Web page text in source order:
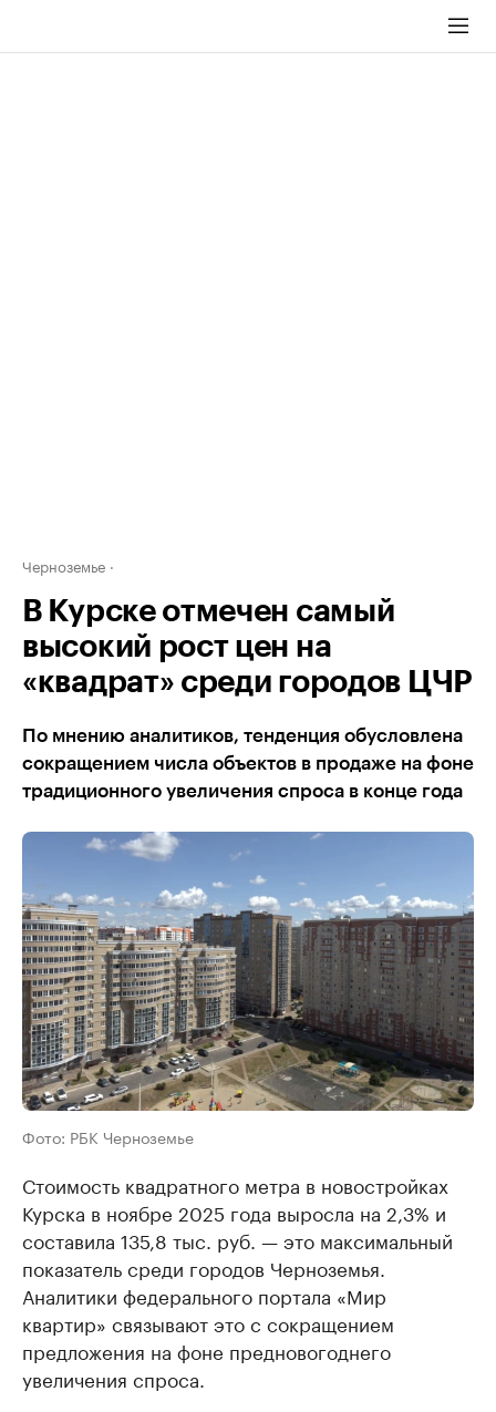
Черноземье
В Курске отмечен самый
высокий рост цен на
«квадрат» среди городов ЦЧР
По мнению аналитиков, тенденция обусловлена
сокращением числа объектов в продаже на фоне
традиционного увеличения спроса в конце года
Фото: РБК Черноземье
Стоимость квадратного метра в новостройках
Курска в ноябре 2025 года выросла на 2,3% и
составила 135,8 тыс. руб. — это максимальный
показатель среди городов Черноземья.
Аналитики федерального портала «Мир
квартир» связывают это с сокращением
предложения на фоне предновогоднего
увеличения спроса.